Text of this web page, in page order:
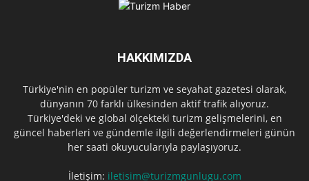
HAKKIMIZDA
Türkiye'nin en popüler turizm ve seyahat gazetesi olarak,
dünyanın 70 farklı ülkesinden aktif trafik alıyoruz.
Türkiye'deki ve global ölçekteki turizm gelişmelerini, en
güncel haberleri ve gündemle ilgili değerlendirmeleri günün
her saati okuyucularıyla paylaşıyoruz.
İletişim: iletisim@turizmgunlugu.com